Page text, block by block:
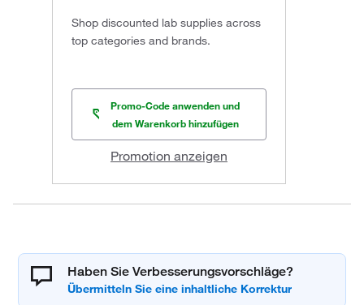
Shop discounted lab supplies across
top categories and brands.
Promo-Code anwenden und
dem Warenkorb hinzufügen
Promotion anzeigen
Haben Sie Verbesserungsvorschläge?